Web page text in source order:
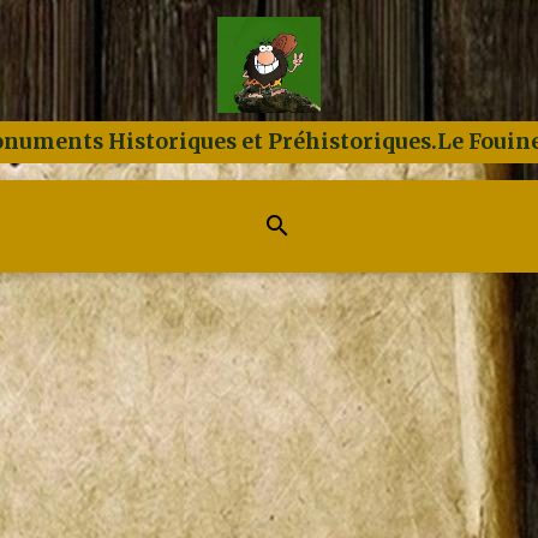
Historiques et Préhistoriques.Le